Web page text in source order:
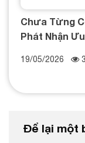
Chưa Từng
Phát Nhận
19/05/2026
Để lại một